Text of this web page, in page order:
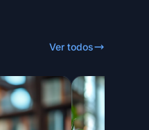
Ver todos